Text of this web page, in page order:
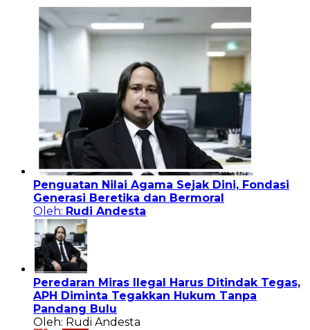
Penguatan Nilai Agama Sejak Dini, Fondasi
Generasi Beretika dan Bermoral
Oleh: Rudi Andesta
Peredaran Miras Ilegal Harus Ditindak Tegas,
APH Diminta Tegakkan Hukum Tanpa
Pandang Bulu
Oleh: Rudi Andesta